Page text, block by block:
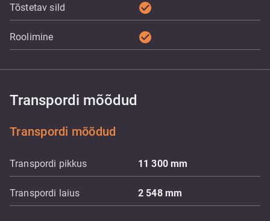
Tõstetav sild check_circle
Roolimine check_circle
Transpordi mõõdud
Transpordi mõõdud
Transpordi pikkus 11 300mm
Transpordi laius 2 548 mm